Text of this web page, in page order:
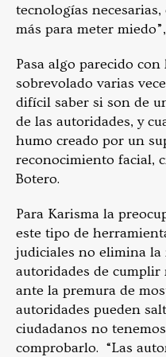
tecnologías
más para meter
Pasa algo parecido
sobrevolado varias
difícil saber si son de
de las autoridades, y
humo creado por un
reconocimiento facial,
Botero.
Para Karisma la
este tipo de
judiciales no elimina la
autoridades de cumplir
ante la premura de
autoridades pueden
ciudadanos no
comprobarlo. “Las